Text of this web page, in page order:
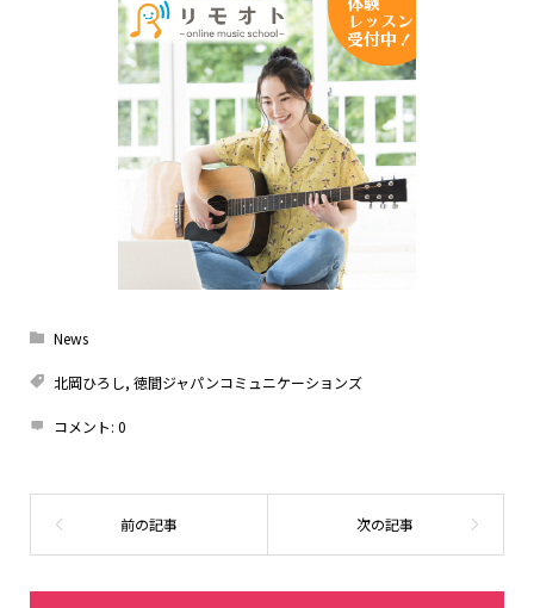
News
北岡ひろし, 徳間ジャパンコミュニケーションズ
コメント: 0